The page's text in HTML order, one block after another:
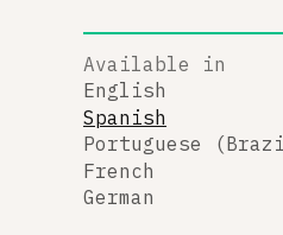
Available in
English
Spanish
Portuguese
French
German